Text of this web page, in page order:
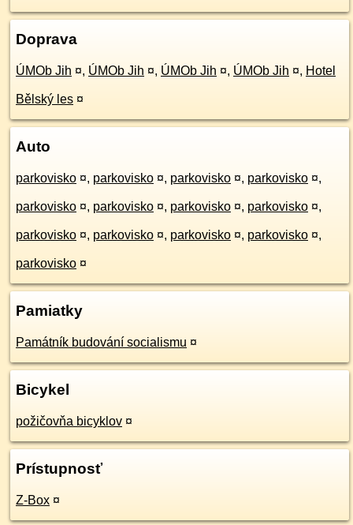
Doprava
ÚMOb Jih ¤, ÚMOb Jih ¤, ÚMOb Jih ¤, ÚMOb Jih ¤, Hotel
Bělský les ¤
Auto
parkovisko ¤, parkovisko ¤, parkovisko ¤, parkovisko ¤,
parkovisko ¤, parkovisko ¤, parkovisko ¤, parkovisko ¤,
parkovisko ¤, parkovisko ¤, parkovisko ¤, parkovisko ¤,
parkovisko ¤
Pamiatky
Památník budování socialismu ¤
Bicykel
požičovňa bicyklov ¤
Prístupnosť
Z-Box ¤